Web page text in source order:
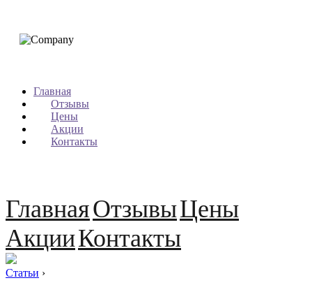
Главная
Отзывы
Цены
Акции
Контакты
ГлавнаяОтзывыЦены
АкцииКонтакты
Статьи ›